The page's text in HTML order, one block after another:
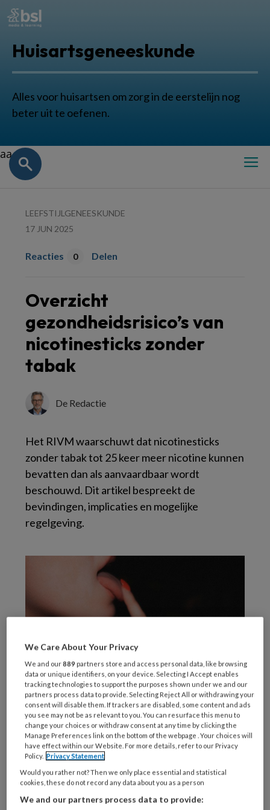
Huisartsgeneeskunde
Alles voor huisartsen om zorg in de eerstelijn nog
beter uit te oefenen.
aa
LEEFSTIJLGENEESKUNDE
17 JUN 2025
Reacties 0 Delen
Overzicht
gezondheidsrisico’s van
nicotinesticks zonder
tabak
De Redactie
Het RIVM waarschuwt dat nicotinesticks
zonder tabak tot 25 keer meer nicotine kunnen
bevatten dan als aanvaardbaar wordt
beschouwd. Dit artikel bespreekt de
bevindingen, implicaties en mogelijke
regelgeving.
Nicotinesticks zonder tabak zijn sinds kort
verkrijgbaar op de Nederlandse markt. Deze
producten worden verkocht in diverse smaken
en zijn met name populair onder jongeren.
Volgens recent onderzoek van het
Rijksinstituut voor Volksgezondheid en Milieu
We Care About Your Privacy
We and our889 partners store and access personal data, like browsing
data or unique identifiers, on your device. Selecting I Accept enables
tracking technologies to support the purposes shown under we and our
partners process data to provide. Selecting Reject All or withdrawing your
consent will disable them. If trackers are disabled, some content and ads
you see may not be as relevant to you. You can resurface this menu to
change your choices or withdraw consent at any time by clicking the
Manage Preferences link on the bottom of the webpage . Your choices will
have effect within our Website. For more details, refer to our Privacy
Policy. Privacy Statement
Would you rather not? Then we only place essential and statistical
cookies, these do not record any data about you as a person
We and our partners process data to provide: